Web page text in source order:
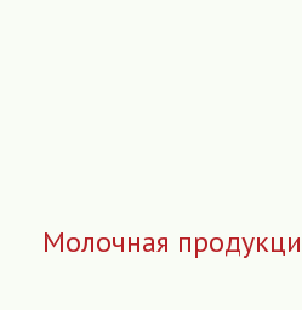
Молочная